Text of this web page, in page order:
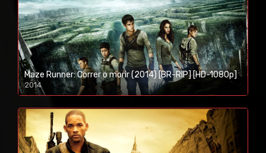
Maze Runner: Correr o morir (2014) [BR-RIP] [HD-1080p]
2014
1080p/720p